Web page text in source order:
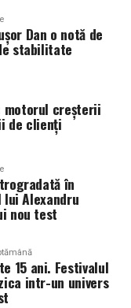
Constanța,de la
Azaleea
vor
cu actrițele
Paul Decu.
dinIași
și de
Azaleea
Dan o notă de
stabilitate
motorul creșterii
de clienți
în
lui Alexandru
nou test
15 ani. Festivalul
intr-un univers